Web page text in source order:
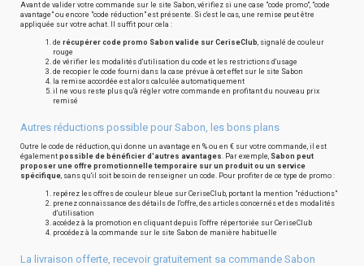
Avant de valider votre commande sur le site Sabon, vérifiez si une case "code promo", "code
avantage" ou encore "code réduction" est présente. Si c'est le cas, une remise peut être
appliquée sur votre achat. Il suffit pour cela :
de récupérer code promo Sabon valide sur CeriseClub, signalé de couleur
rouge
de vérifier les modalités d'utilisation du code et les restrictions d'usage
de recopier le code fourni dans la case prévue à cet effet sur le site Sabon
la remise accordée est alors calculée automatiquement
il ne vous reste plus qu'à régler votre commande en profitant du nouveau prix
remisé
Autres réductions possible pour Sabon, les bons plans
Outre le code de réduction, qui donne un avantage en % ou en € sur votre commande, il est
également possible de bénéficier d'autres avantages. Par exemple, Sabon peut
proposer une offre promotionnelle temporaire sur un produit ou un service
spécifique, sans qu'il soit besoin de renseigner un code. Pour profiter de ce type de promo :
repérez les offres de couleur bleue sur CeriseClub, portant la mention "réductions"
prenez connaissance des détails de l'offre, des articles concernés et des modalités
d'utilisation
accédez à la promotion en cliquant depuis l'offre répertoriée sur CeriseClub
procédez à la commande sur le site Sabon de manière habituelle
La livraison offerte, recevoir gratuitement sa commande Sabon